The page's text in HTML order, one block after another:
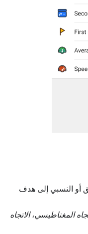
أو النسبي إلى هدف
المغناطيسي،الاتجاه